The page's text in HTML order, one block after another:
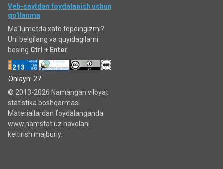
Veb-saytdan foydalanish uchun
qo'llanma
Ma`lumotda xato topdingizmi?
Uni belgilang va quyidagilarni
bosing Ctrl + Enter
Onlayn: 27
© 2013-2026 Namangan viloyat
statistika boshqarmasi
Materiallardan foydalanganda
www.namstat.uz havolani
keltirish majburiy.